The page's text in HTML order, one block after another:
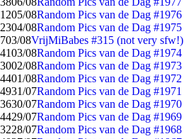
1205/08Random Pics van de Dag #1976
2304/08Random Pics van de Dag #1975
703/08VrijMiBabes #315 (not very sfw!)
4103/08Random Pics van de Dag #1974
3002/08Random Pics van de Dag #1973
4401/08Random Pics van de Dag #1972
4931/07Random Pics van de Dag #1971
3630/07Random Pics van de Dag #1970
4429/07Random Pics van de Dag #1969
3228/07Random Pics van de Dag #1968